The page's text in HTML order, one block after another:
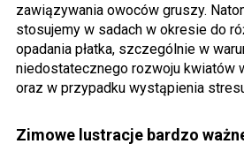
zawiązywania owoców gruszy.
stosujemy w sadach w okresie do
opadania płatka, szczególnie w
niedostatecznego rozwoju kwiatów
oraz w przypadku wystąpienia
Zimowe lustracje bardzo